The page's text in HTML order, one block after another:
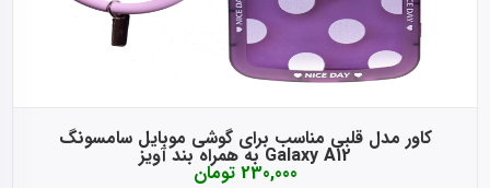
کاور مدل قلبی مناسب برای گوشی موبایل سامسونگ
Galaxy A12 به همراه بند آویز
230,000 تومان